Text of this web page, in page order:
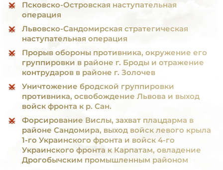
Псковско-Островская наступательная
операция
Львовско-Сандомирская стратегическая
наступательная операция
Прорыв обороны противника, окружение его
группировки в районе г. Броды и отражение
контрударов в районе г. Золочев
Уничтожение бродской группировки
противника, освобождение Львова и выход
войск фронта к р. Сан.
Форсирование Вислы, захват плацдарма в
районе Сандомира, выход войск левого крыла
1-го Украинского фронта и войск 4-го
Украинского фронта к Карпатам, овладение
Дрогобычским промышленным районом